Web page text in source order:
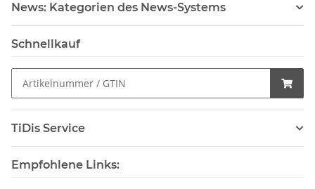
News: Kategorien des News-Systems
Schnellkauf
TiDis Service
Empfohlene Links: